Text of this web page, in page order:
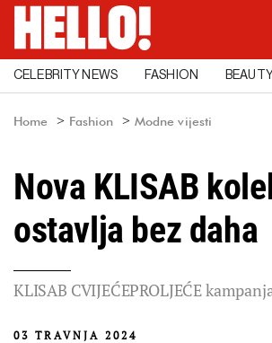
CELEBRITY NEWS FASHION BEAUTY
Home Fashion Modne vijesti
Nova KLISAB
ostavlja bez daha
KLISAB CVIJEĆEPROLJEĆE
03 TRAVNJA 2024